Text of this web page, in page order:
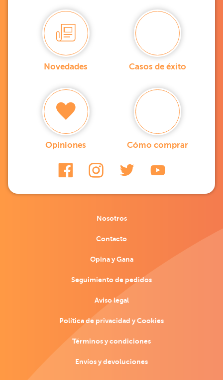
Novedades Casos de éxito
Opiniones Cómo comprar
Nosotros
Contacto
Opina y Gana
Seguimiento de pedidos
Aviso legal
Política de privacidad y Cookies
Términos y condiciones
Envíos y devoluciones